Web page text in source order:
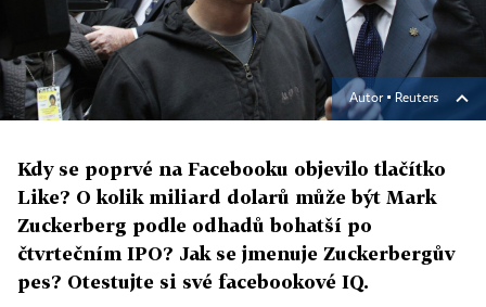
Autor ▪ Reuters
Kdy se poprvé na Facebooku objevilo tlačítko
Like? O kolik miliard dolarů může být Mark
Zuckerberg podle odhadů bohatší po
čtvrtečním IPO? Jak se jmenuje Zuckerbergův
pes? Otestujte si své facebookové IQ.